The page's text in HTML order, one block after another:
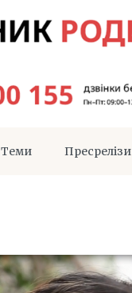
Теми Пресрелізи